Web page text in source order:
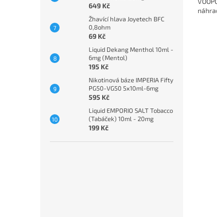
649 Kč
Žhavící hlava Joyetech BFC
0,8ohm
69 Kč
Liquid Dekang Menthol 10ml -
6mg (Mentol)
195 Kč
Nikotinová báze IMPERIA Fifty
PG50-VG50 5x10ml-6mg
595 Kč
Liquid EMPORIO SALT Tobacco
(Tabáček) 10ml - 20mg
199 Kč